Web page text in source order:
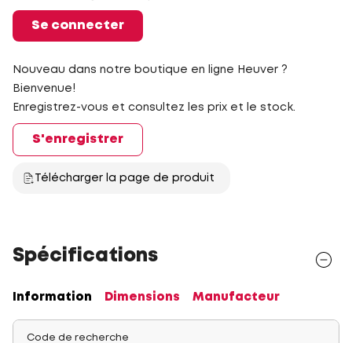
Se connecter
Nouveau dans notre boutique en ligne Heuver ?
Bienvenue!
Enregistrez-vous et consultez les prix et le stock.
S'enregistrer
Télécharger la page de produit
Spécifications
Information Dimensions Manufacteur
Code de recherche